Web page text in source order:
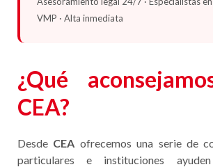
VMP · Alta inmediata
¿Qué
CEA?
Desde CEA ofrecemos una serie de
particulares e instituciones